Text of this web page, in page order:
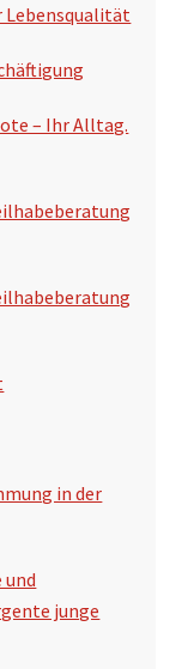
Lebensqualität
– Ihr Alltag.
in der
und
junge